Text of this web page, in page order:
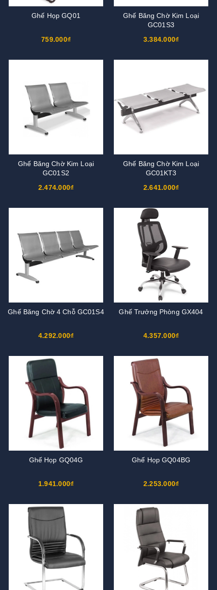
Ghế Họp GQ01
759.000₫
Ghế Băng Chờ Kim Loại
GC01S3
3.384.000₫
Ghế Băng Chờ Kim Loại
GC01S2
2.474.000₫
Ghế Băng Chờ Kim Loại
GC01KT3
2.641.000₫
Ghế Băng Chờ 4 Chỗ GC01S4
4.292.000₫
Ghế Trưởng Phòng GX404
4.357.000₫
Ghế Họp GQ04G
1.941.000₫
Ghế Họp GQ04BG
2.253.000₫